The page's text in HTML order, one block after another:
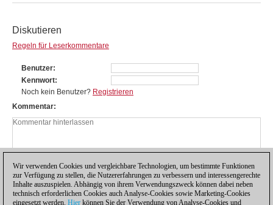
Diskutieren
Regeln für Leserkommentare
Benutzer
Kennwort
Noch kein Benutzer? Registrieren
Kommentar
Wir verwenden Cookies und vergleichbare Technologien, um bestimmte Funktionen
zur Verfügung zu stellen, die Nutzererfahrungen zu verbessern und interessengerechte
Inhalte auszuspielen. Abhängig von ihrem Verwendungszweck können dabei neben
technisch erforderlichen Cookies auch Analyse-Cookies sowie Marketing-Cookies
eingesetzt werden. Hier können Sie der Verwendung von Analyse-Cookies und